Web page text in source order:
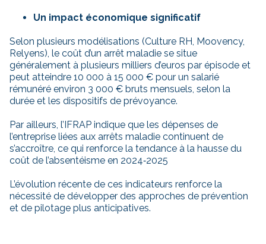
Un impact économique significatif
Selon plusieurs modélisations (Culture RH, Moovency,
Relyens), le coût d’un arrêt maladie se situe
généralement à plusieurs milliers d’euros par épisode et
peut atteindre 10 000 à 15 000 € pour un salarié
rémunéré environ 3 000 € bruts mensuels, selon la
durée et les dispositifs de prévoyance.
Par ailleurs, l’IFRAP indique que les dépenses de
l’entreprise liées aux arrêts maladie continuent de
s’accroître, ce qui renforce la tendance à la hausse du
coût de l’absentéisme en 2024‑2025
L’évolution récente de ces indicateurs renforce la
nécessité de développer des approches de prévention
et de pilotage plus anticipatives.